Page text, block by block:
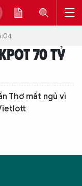
70 TỶ
Thơ mất ngủ vì